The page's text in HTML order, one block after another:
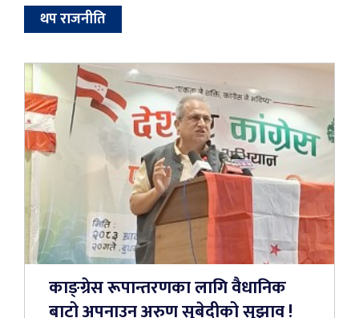
थप राजनीति
काङ्ग्रेस रूपान्तरणका लागि वैधानिक
बाटो अपनाउन अरुण सुबेदीको सुझाव !